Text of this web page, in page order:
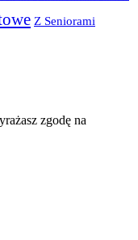
Z Seniorami
zgodę na